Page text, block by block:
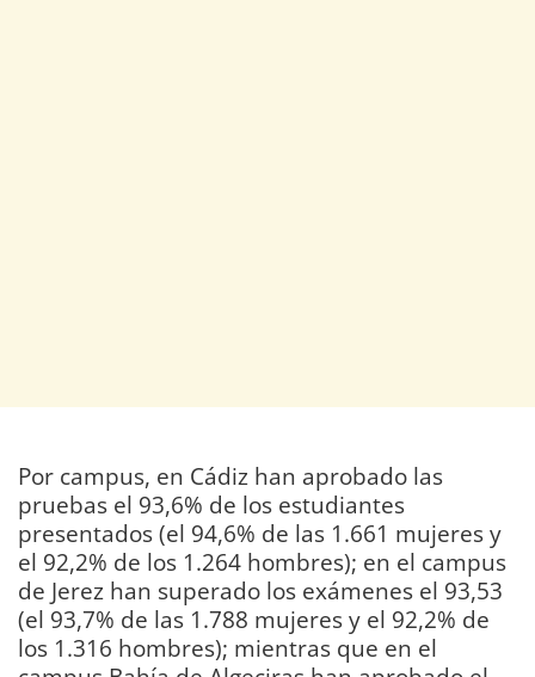
Por campus, en Cádiz han aprobado las
pruebas el 93,6% de los estudiantes
presentados (el 94,6% de las 1.661 mujeres y
el 92,2% de los 1.264 hombres); en el campus
de Jerez han superado los exámenes el 93,53
(el 93,7% de las 1.788 mujeres y el 92,2% de
los 1.316 hombres); mientras que en el